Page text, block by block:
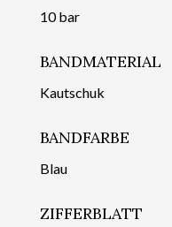
10 bar
BANDMATERIAL
Kautschuk
BANDFARBE
Blau
ZIFFERBLATT